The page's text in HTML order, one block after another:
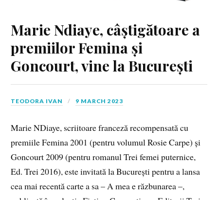
Marie Ndiaye, câștigătoare a
premiilor Femina și
Goncourt, vine la București
TEODORA IVAN 9 MARCH 2023
Marie NDiaye, scriitoare franceză recompensată cu
premiile Femina 2001 (pentru volumul Rosie Carpe) și
Goncourt 2009 (pentru romanul Trei femei puternice,
Ed. Trei 2016), este invitată la București pentru a lansa
cea mai recentă carte a sa – A mea e răzbunarea –,